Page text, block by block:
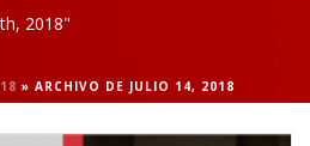
2018"
» ARCHIVO DE JULIO 14, 2018